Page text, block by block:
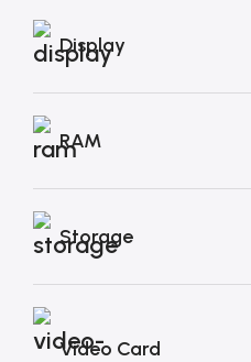
Display
RAM
Storage
Video Card